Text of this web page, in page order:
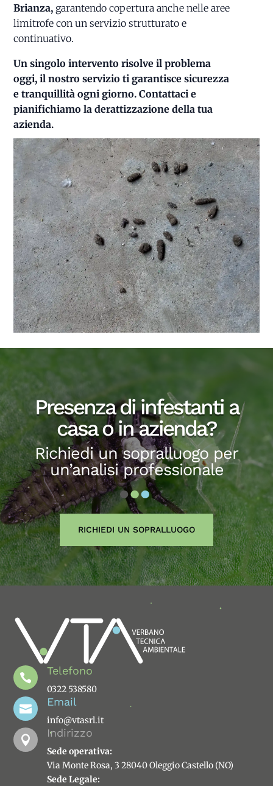
Brianza, garantendo copertura anche nelle aree
limitrofe con un servizio strutturato e
continuativo.
Un singolo intervento risolve il problema
oggi, il nostro servizio ti garantisce sicurezza
e tranquillità ogni giorno. Contattaci e
pianifichiamo la derattizzazione della tua
azienda.
Presenza di infestanti a
casa o in azienda?
Richiedi un sopralluogo per
un’analisi professionale
RICHIEDI UN SOPRALLUOGO

Telefono
0322 538580

Email
info@vtasrl.it

Indirizzo
Sede operativa:
Via Monte Rosa, 3 28040 Oleggio Castello (NO)
Sede Legale: